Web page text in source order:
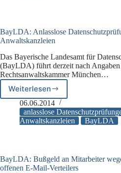
BayLDA: Anlasslose
Anwaltskanzleien
Das Bayerische Landesamt für
(BayLDA) führt derzeit nach Angaben
Rechtsanwaltskammer München…
Weiterlesen
BayLDA:
Anlasslose
Datenschutzprüfungen
in
06.06.2014
anlasslose
Anwaltskanzleien
BayLDA
BayLDA: Bußgeld an Mitarbeiter
offenen E-Mail-Verteilers